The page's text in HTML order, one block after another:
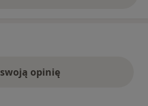
opinię